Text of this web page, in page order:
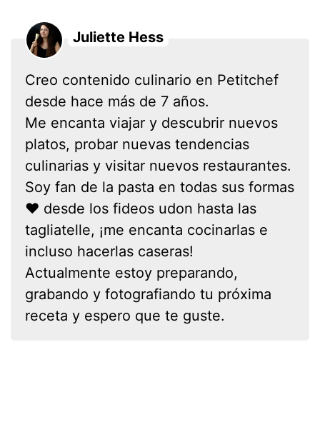
Juliette Hess
Creo contenido culinario en Petitchef
desde hace más de 7 años.
Me encanta viajar y descubrir nuevos
platos, probar nuevas tendencias
culinarias y visitar nuevos restaurantes.
Soy fan de la pasta en todas sus formas
❤ desde los fideos udon hasta las
tagliatelle, ¡me encanta cocinarlas e
incluso hacerlas caseras!
Actualmente estoy preparando,
grabando y fotografiando tu próxima
receta y espero que te guste.